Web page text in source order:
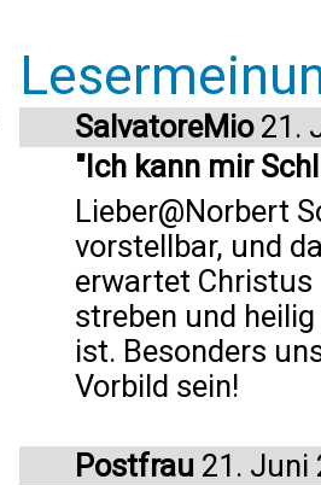
SalvatoreMio21.
"Ich kann mir
Lieber@Norbert
vorstellbar, und
erwartet Christus
streben und
ist. Besonders
Vorbild sein!
Postfrau 21. Juni